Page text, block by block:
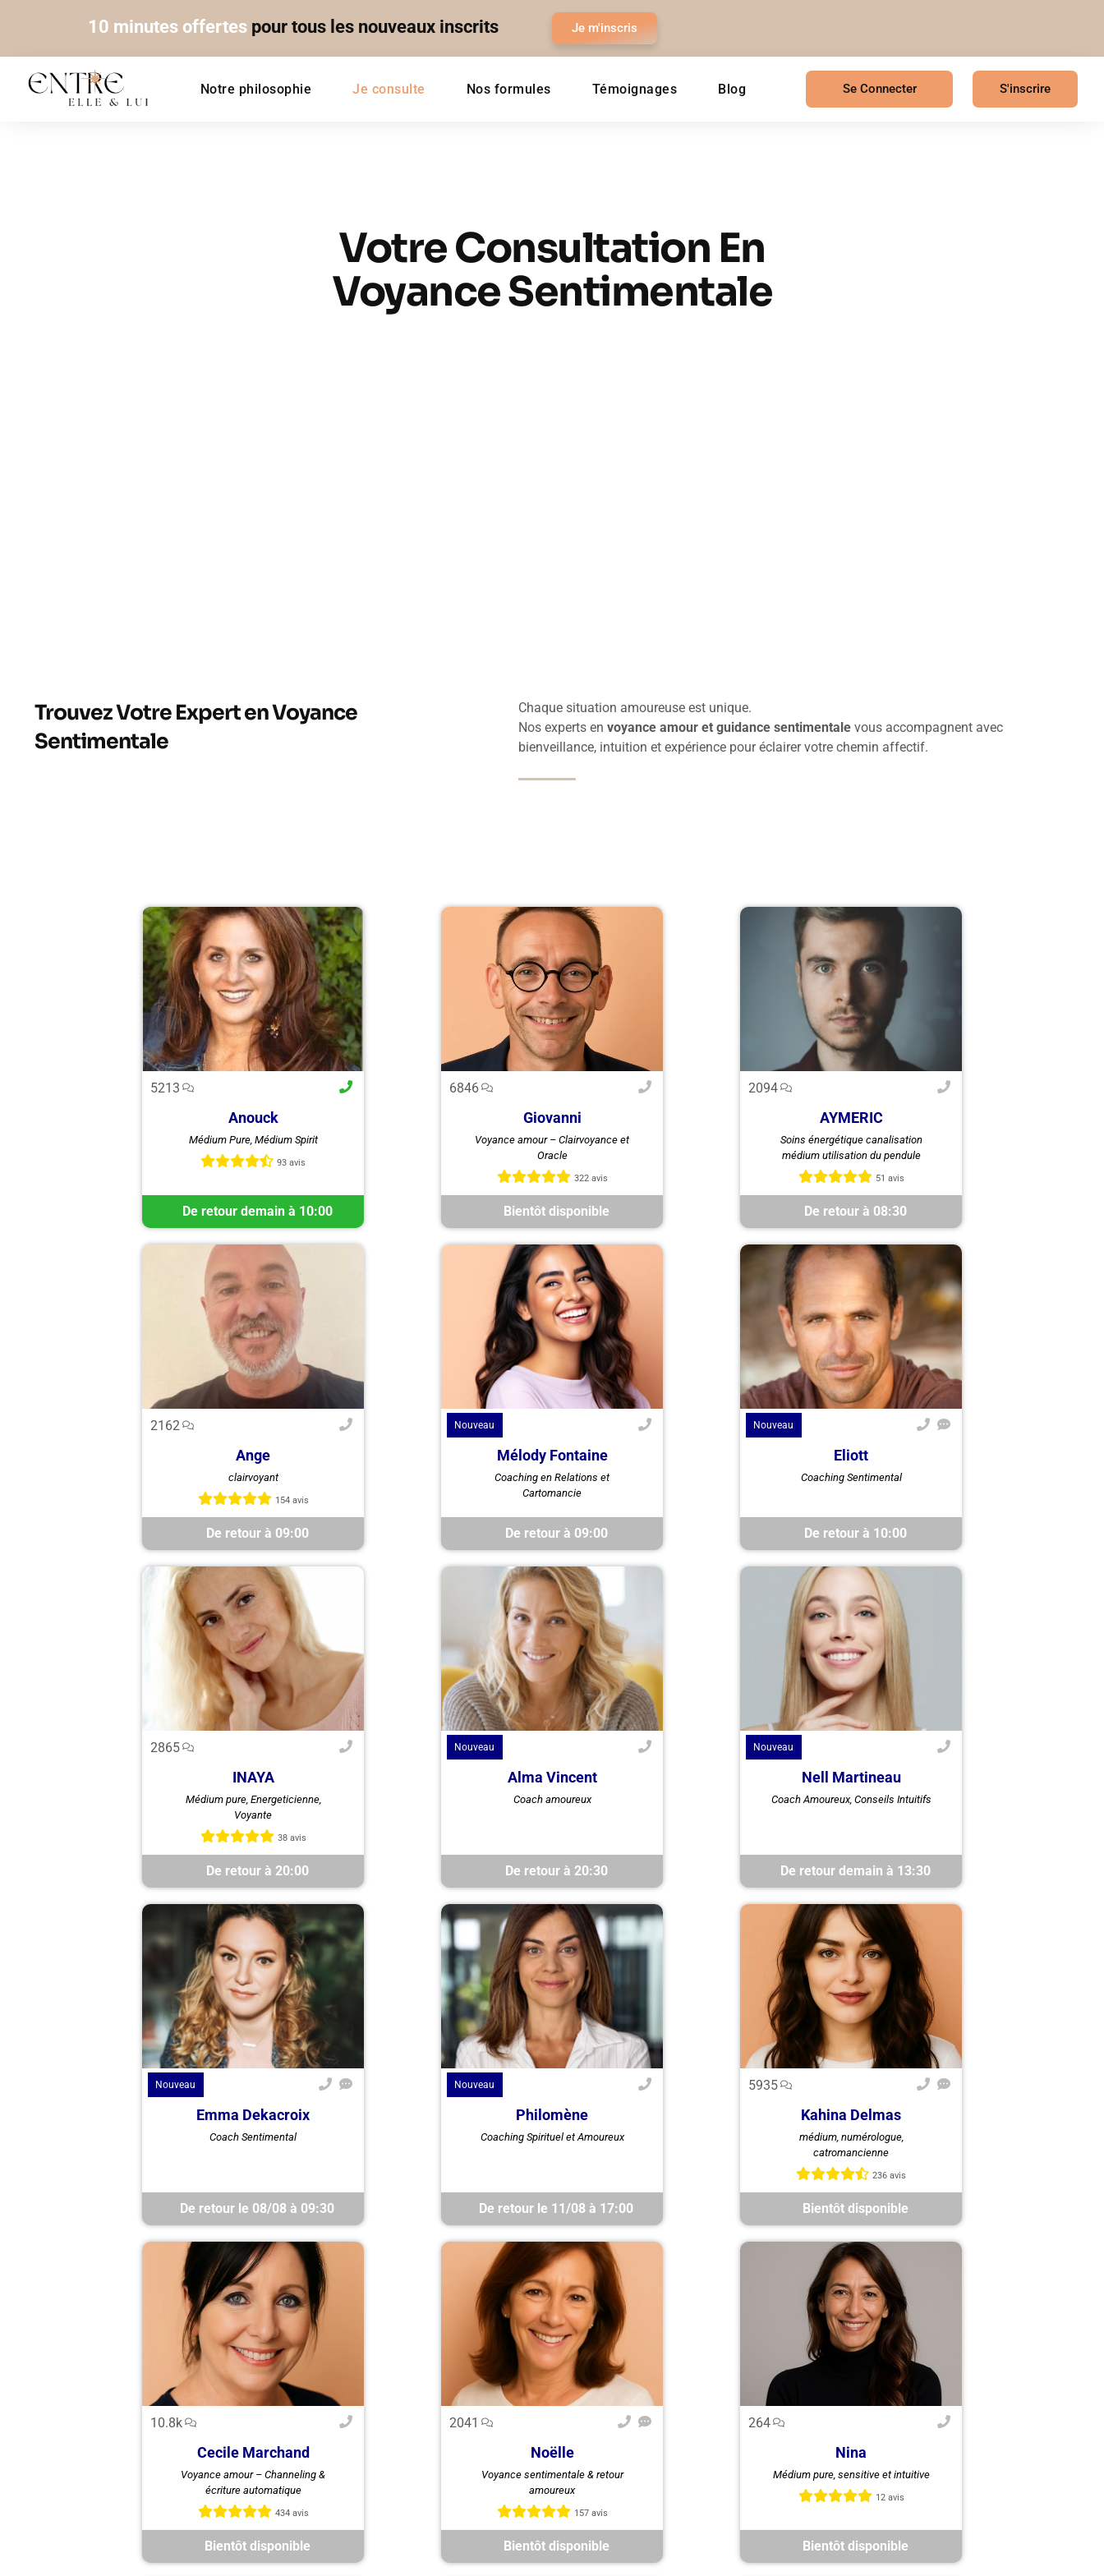
10 minutes offertes pour tous les nouveaux inscrits Je m'inscris
Notre philosophie Je consulte Nos formules Témoignages Blog Se Connecter S'inscrire
Votre Consultation En
Voyance Sentimentale
Trouvez Votre Expert en Voyance
Sentimentale
Chaque situation amoureuse est unique.
Nos experts en voyance amour et guidance sentimentalevous accompagnent avec
bienveillance, intuition et expérience pour éclairer votre chemin affectif.
5213
Anouck
Médium Pure, Médium Spirit
93 avis
Bonjour, je suis Anouck, Médium
Pure, Spirit, avec un respect, une
grande écoute, je mets mon don à
De retour demain à 10:00
6846
Giovanni
Voyance amour – Clairvoyance et
Oracle
322 avis
Giovanni, médium clairvoyant,
vous guide en amour et retour
amoureux avec des réponses
claires et datées, sans détour.
Bientôt disponible
2094
AYMERIC
Soins énergétique canalisation
médium utilisation du pendule
51 avis
Bonjour Je suis Aymeric médium
auditif tarologue Depuis
maintenant 20 ans Médium de
naissance J utilise mes guides ...
De retour à 08:30
2162
Ange
clairvoyant
154 avis
Bienvenue, Je m'apelle Ange
Marie. Je mets à votre disposition
mes qualités de clairvoyant avec
lesquelles je travaille depuis...
De retour à 09:00
Nouveau
Mélody Fontaine
Coaching en Relations et
Cartomancie
Melody Fontaine, spécialiste en
cartomancie, utilise ses dons pour
guider vos choix en amour et vie
De retour à 09:00
Nouveau
Eliott
Coaching Sentimental
Eliott, coach sentimental
polyvalent, utilise ses dons
De retour à 10:00
2865
INAYA
Médium pure, Energeticienne,
Voyante
38 avis
Depuis toujours, je possède un
don de médiumnité, une
perception fine et intuitive
De retour à 20:00
Nouveau
Alma Vincent
Coach amoureux
Alma Vincent, votre coach en
De retour à 20:30
Nouveau
Nell Martineau
Coach Amoureux, Conseils Intuitifs
Nell Martineau, spécialiste en
voyance sentimentale, utilise ses
De retour demain à 13:30
Nouveau
Emma Dekacroix
Coach Sentimental
Emma Delacroix, médium et
transforme les ...
De retour le 08/08 à 09:30
Nouveau
Philomène
Coaching Spirituel et Amoureux
Philomène Durand, guide
spirituelle et coach amoureuse,
un ...
De retour le 11/08 à 17:00
5935
Kahina Delmas
médium, numérologue,
catromancienne
236 avis
Kahina, médium et tarologue,
éclaire votre vie amoureuse avec
précision et bienveillance pour
favoriser le retour amoureux et ...
Bientôt disponible
10.8k
Cecile Marchand
Voyance amour – Channeling &
écriture automatique
434 avis
Cécile, médium pure, canalise vos
guides par écriture automatique
pour vous guider en amour et
favoriser votre retour amoureux.
Bientôt disponible
2041
Noëlle
Voyance sentimentale & retour
amoureux
157 avis
Noelle, médium pure sans
support, vous guide en voyance
amour et retour amoureux pour
retrouver clarté et sérénité.
Bientôt disponible
264
Nina
Médium pure, sensitive et intuitive
12 avis
Guidance claire et intuitive avec
Nina, médium pure. Tirages
d’oracles et tarot pour éclairer vos
Bientôt disponible